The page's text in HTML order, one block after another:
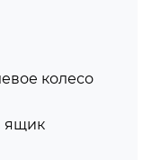
колесо
ящик